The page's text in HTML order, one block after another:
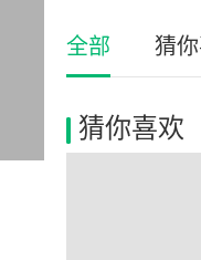
全部 猜
猜你喜欢